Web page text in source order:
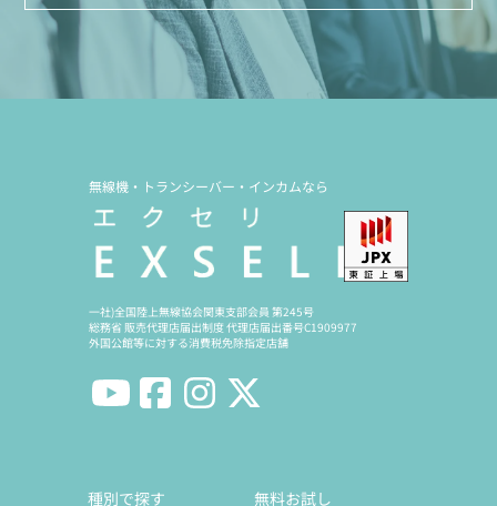
無線機・トランシーバー・インカムなら
一社)全国陸上無線協会関東支部会員 第245号
総務省 販売代理店届出制度 代理店届出番号C1909977
外国公館等に対する消費税免除指定店舗
種別で探す 無料お試し